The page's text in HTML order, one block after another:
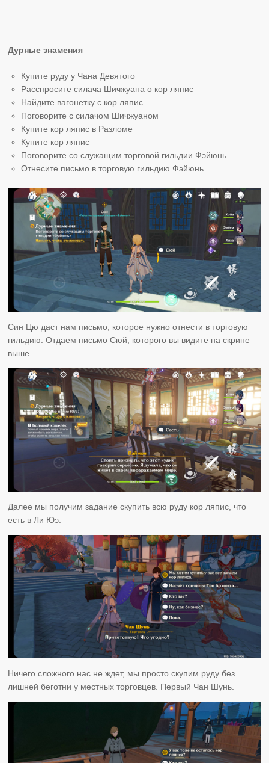
Дурные знамения
Купите руду у Чана Девятого
Расспросите силача Шичжуана о кор ляпис
Найдите вагонетку с кор ляпис
Поговорите с силачом Шичжуаном
Купите кор ляпис в Разломе
Купите кор ляпис
Поговорите со служащим торговой гильдии Фэйюнь
Отнесите письмо в торговую гильдию Фэйюнь
Син Цю даст нам письмо, которое нужно отнести в торговую
гильдию. Отдаем письмо Сюй, которого вы видите на скрине
выше.
Далее мы получим задание скупить всю руду кор ляпис, что
есть в Ли Юэ.
Ничего сложного нас не ждет, мы просто скупим руду без
лишней беготни у местных торговцев. Первый Чан Шунь.